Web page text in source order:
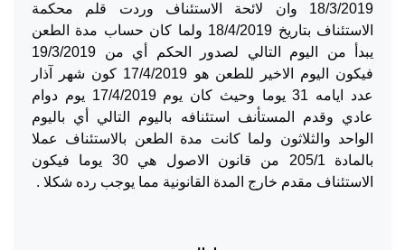
18/3/2019 وان لائحة الاستئناف وردت قلم محكمة
الاستئناف بتاريخ 18/4/2019 ولما كان حساب مدة الطعن
يبدأ من اليوم التالي لصدور الحكم أي من 19/3/2019
فيكون اليوم الاخير للطعن هو 17/4/2019 كون شهر آذار
عدد ايامه 31 يوما وحيث كان يوم 17/4/2019 يوم دوام
عادي وقدم المستأنف استئنافه باليوم التالي أي باليوم
الواحد والثلاثون ولما كانت مدة الطعن بالاستئناف عملا
بالمادة 205/1 من قانون الاصول هي 30 يوما فيكون
الاستئناف مقدم خارج المدة القانونية مما يوجب رده شكلا .